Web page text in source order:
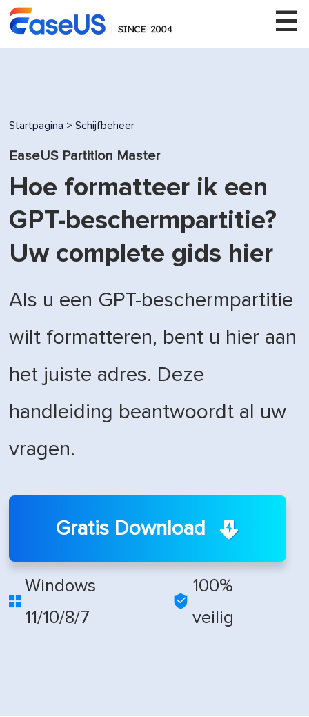
Startpagina > Schijfbeheer
EaseUS Partition Master
Hoe formatteer ik een
GPT-beschermpartitie?
Uw complete gids hier
Als u een GPT-beschermpartitie
wilt formatteren, bent u hier aan
het juiste adres. Deze
handleiding beantwoordt al uw
vragen.
Gratis Download

Windows
11/10/8/7

100%
veilig